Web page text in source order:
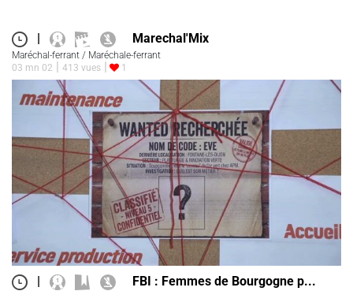
Marechal'Mix
Maréchal-ferrant / Maréchale-ferrant
03 mn 02
413 vues 1
| FBI : Femmes de Bourgogne p...